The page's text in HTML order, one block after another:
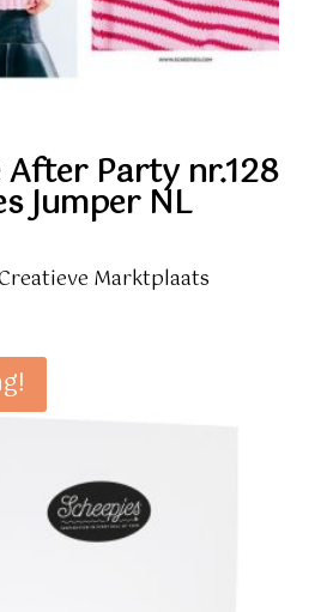
After Party nr.128
Jumper NL
Marktplaats